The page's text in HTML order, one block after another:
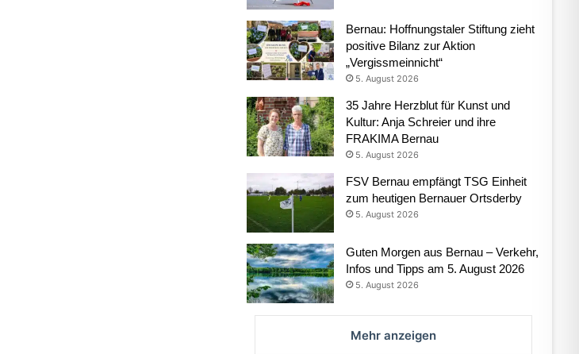
Bernau: Hoffnungstaler Stiftung zieht
positive Bilanz zur Aktion
„Vergissmeinnicht“
5. August 2026
35 Jahre Herzblut für Kunst und
Kultur: Anja Schreier und ihre
FRAKIMA Bernau
5. August 2026
FSV Bernau empfängt TSG Einheit
zum heutigen Bernauer Ortsderby
5. August 2026
Guten Morgen aus Bernau – Verkehr,
Infos und Tipps am 5. August 2026
5. August 2026
Mehr anzeigen